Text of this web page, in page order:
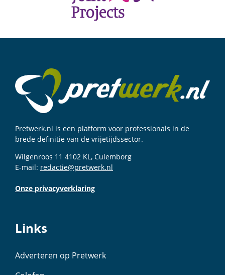
Pretwerk.nl is een platform voor professionals in de
brede definitie van de vrijetijdssector.
Wilgenroos 11 4102 KL, Culemborg
E-mail: redactie@pretwerk.nl
Onze privacyverklaring
Links
Adverteren op Pretwerk